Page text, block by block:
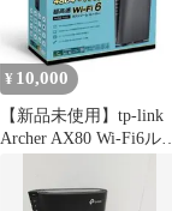
¥ 10,000
【新品未使用】tp-link
Archer AX80 Wi-Fi6ルー